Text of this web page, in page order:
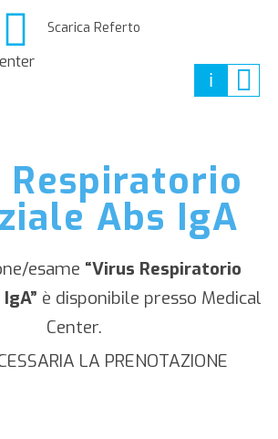
Scarica Referto
Respiratorio
Abs IgA
esame “Virus Respiratorio
è disponibile presso Medical
Center.
LA PRENOTAZIONE